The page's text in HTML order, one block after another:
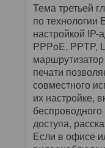
Тема третьей
по технологии
настройкой
PPPoE, PPTP,
печати
совместного
их настройке,
доступа,
Если в офисе